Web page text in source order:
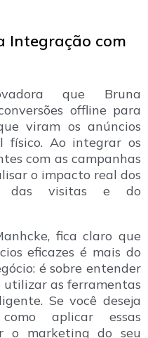
Integração com
que Bruna
offline para
viram os anúncios
físico. Ao integrar os
com as campanhas
o impacto real dos
das visitas e do
fica claro que
eficazes é mais do
é sobre entender
utilizar as ferramentas
Se você deseja
aplicar essas
o marketing do seu